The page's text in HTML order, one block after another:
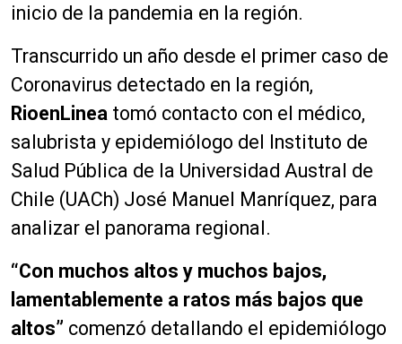
inicio de la pandemia en la región.
Transcurrido un año desde el primer caso de
Coronavirus detectado en la región,
RioenLinea tomó contacto con el médico,
salubrista y epidemiólogo del Instituto de
Salud Pública de la Universidad Austral de
Chile (UACh) José Manuel Manríquez, para
analizar el panorama regional.
“Con muchos altos y muchos bajos,
lamentablemente a ratos más bajos que
altos” comenzó detallando el epidemiólogo